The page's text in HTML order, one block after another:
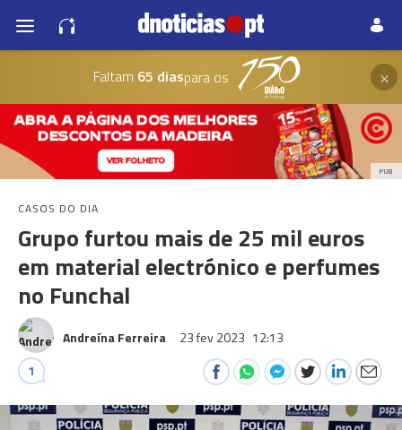
Faltam 65 diaspara os ×
PUB
CASOS DO DIA
Grupo furtou mais de 25 mil euros
em material electrónico e perfumes
no Funchal
Andreína Ferreira 23 fev 2023 12:13
1